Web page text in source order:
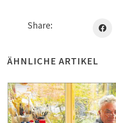
Share:
ÄHNLICHE ARTIKEL